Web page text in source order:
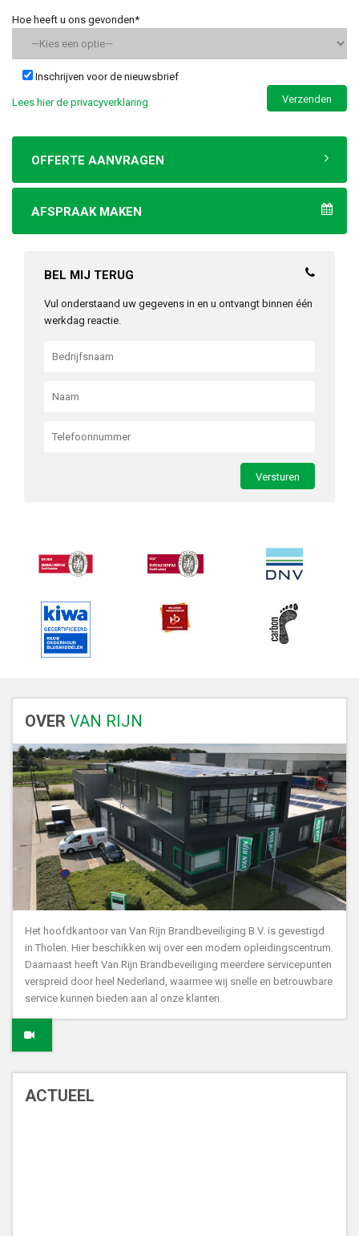
Hoe heeft u ons gevonden*
Inschrijven voor de nieuwsbrief
Lees hier de privacyverklaring
OFFERTE AANVRAGEN
AFSPRAAK MAKEN
BEL MIJ TERUG
Vul onderstaand uw gegevens in en u ontvangt binnen één
werkdag reactie.
OVER VAN RIJN
Het hoofdkantoor van Van Rijn Brandbeveiliging B.V. is gevestigd
in Tholen. Hier beschikken wij over een modern opleidingscentrum.
Daarnaast heeft Van Rijn Brandbeveiliging meerdere servicepunten
verspreid door heel Nederland, waarmee wij snelle en betrouwbare
service kunnen bieden aan al onze klanten.
ACTUEEL